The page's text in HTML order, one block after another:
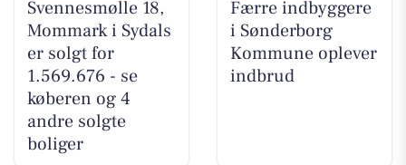
Svennesmølle 18,
Mommark i Sydals
er solgt for
1.569.676 - se
køberen og 4
andre solgte
boliger
Færre indbyggere
i Sønderborg
Kommune oplever
indbrud